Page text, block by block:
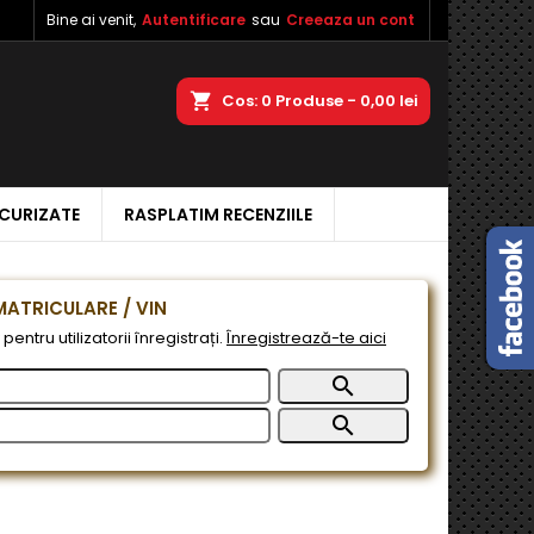
Bine ai venit, Autentificare sau Creeaza un cont
Cos 0 Produse - 0,00 lei
RASPLATIM RECENZIILE
/ VIN
utilizatorii înregistrați. Înregistrează-te aici

